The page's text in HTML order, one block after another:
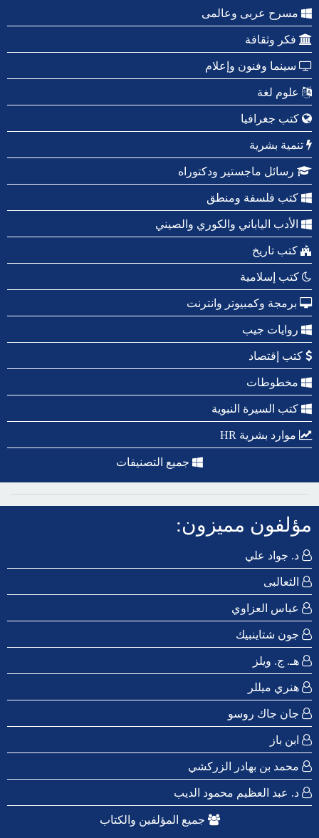
مسرح عربى وعالمى
فكر وثقافة
سينما وفنون وإعلام
علوم لغة
كتب جغرافيا
تنمية بشرية
رسائل ماجستير ودكتوراه
كتب فلسفة ومنطق
الأدب الياباني والكوري والصيني
كتب تاريخ
كتب إسلامية
برمجة وكمبيوتر وانترنت
روايات جيب
كتب إقتصاد
مخطوطات
كتب السيرة النبوية
موارد بشرية HR
جميع التصنيفات
مؤلفون مميزون:
د. جواد علي
الثعالبى
عباس العزاوي
جون شتاينبيك
هـ. ج. ويلز
هنري ميللر
جان جاك روسو
ابن باز
محمد بن بهادر الزركشي
د. عبد العظيم محمود الديب
جميع المؤلفين والكتاب